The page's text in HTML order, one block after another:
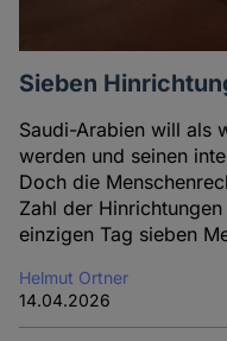
Sieben
Saudi-Arabien will als
werden und seinen
Doch die
Zahl der
einzigen Tag sieben
Helmut Ortner
14.04.2026